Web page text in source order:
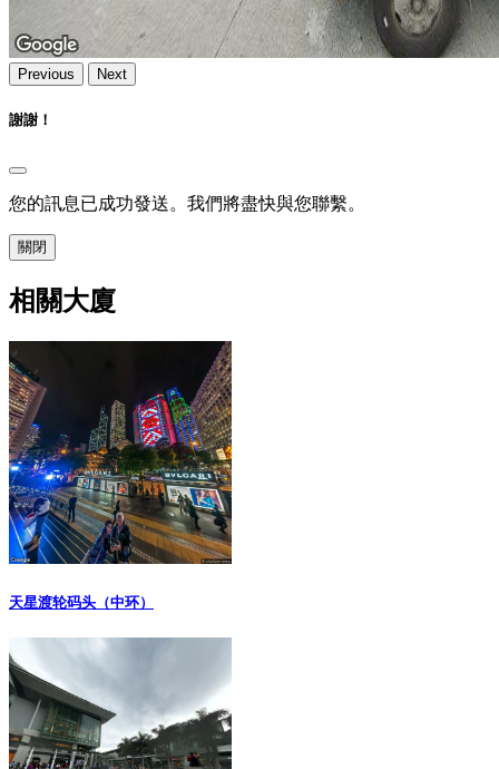
Previous Next
謝謝！
您的訊息已成功發送。我們將盡快與您聯繫。
關閉
相關大廈
天星渡轮码头（中环）